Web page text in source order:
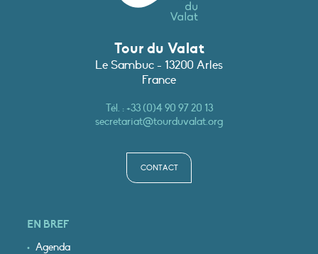
Tour du Valat
Le Sambuc - 13200 Arles
France
Tél. :+33 (0)4 90 97 20 13
secretariat@tourduvalat.org
CONTACT
EN BREF
Agenda